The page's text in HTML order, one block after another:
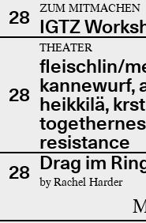
28
ZUM MITMACHEN
IGTZ
28
THEATER
fleischlin/
kannewurf,
heikkilä,
resistance
28 Drag im
by Rachel Harder